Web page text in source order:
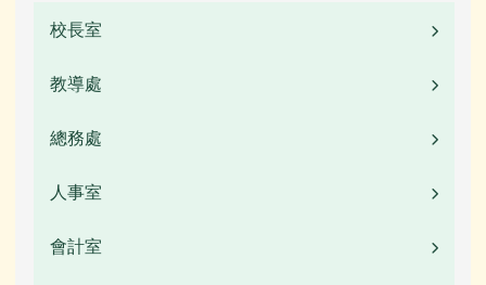
校長室
教導處
總務處
人事室
會計室